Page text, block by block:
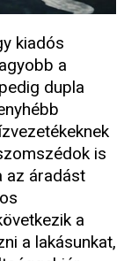
kiadós
a
dupla
is
az áradást
a
a lakásunkat,